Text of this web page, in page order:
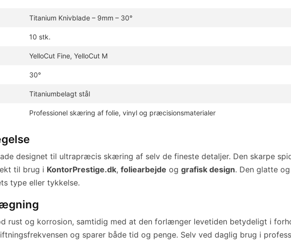
Titanium Knivblade – 9mm – 30°
10 stk.
YelloCut Fine, YelloCut M
30°
Titaniumbelagt stål
Professionel skæring af folie, vinyl og præcisionsmaterialer
designet til ultrapræcis skæring af selv de fineste detaljer. Den skarpe
til brug i KontorPrestige.dk, foliearbejde og grafisk design. Den glatte
type eller tykkelse.
rust og korrosion, samtidig med at den forlænger levetiden betydeligt i
og sparer både tid og penge. Selv ved daglig brug i